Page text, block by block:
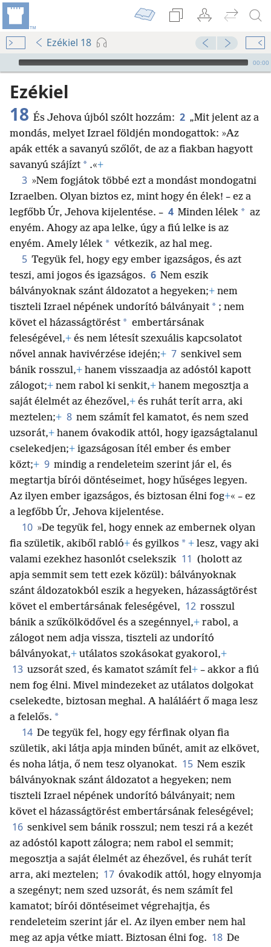
Ezékiel 18
Audio Player
00:00
Ezékiel
18 És Jehova újból szólt hozzám: 2 „Mit jelent az a
mondás, melyet Izrael földjén mondogattok: »Az
apák ették a savanyú szőlőt, de az a fiakban hagyott
savanyú szájízt * .«+
3 »Nem fogjátok többé ezt a mondást mondogatni
Izraelben. Olyan biztos ez, mint hogy én élek! – ez a
legfőbb Úr, Jehova kijelentése. – 4 Minden lélek * az
enyém. Ahogy az apa lelke, úgy a fiú lelke is az
enyém. Amely lélek * vétkezik, az hal meg.
5 Tegyük fel, hogy egy ember igazságos, és azt
teszi, ami jogos és igazságos. 6 Nem eszik
bálványoknak szánt áldozatot a hegyeken;+ nem
tiszteli Izrael népének undorító bálványait * ; nem
követ el házasságtörést * embertársának
feleségével,+ és nem létesít szexuális kapcsolatot
nővel annak havivérzése idején;+ 7 senkivel sem
bánik rosszul,+ hanem visszaadja az adóstól kapott
zálogot;+ nem rabol ki senkit,+ hanem megosztja a
saját élelmét az éhezővel,+ és ruhát terít arra, aki
meztelen;+ 8 nem számít fel kamatot, és nem szed
uzsorát,+ hanem óvakodik attól, hogy igazságtalanul
cselekedjen;+ igazságosan ítél ember és ember
közt;+ 9 mindig a rendeleteim szerint jár el, és
megtartja bírói döntéseimet, hogy hűséges legyen.
Az ilyen ember igazságos, és biztosan élni fog+« – ez
a legfőbb Úr, Jehova kijelentése.
10 »De tegyük fel, hogy ennek az embernek olyan
fia születik, akiből rabló+ és gyilkos * + lesz, vagy aki
valami ezekhez hasonlót cselekszik 11 (holott az
apja semmit sem tett ezek közül): bálványoknak
szánt áldozatokból eszik a hegyeken, házasságtörést
követ el embertársának feleségével, 12 rosszul
bánik a szűkölködővel és a szegénnyel,+ rabol, a
zálogot nem adja vissza, tiszteli az undorító
bálványokat,+ utálatos szokásokat gyakorol,+
13 uzsorát szed, és kamatot számít fel+ – akkor a fiú
nem fog élni. Mivel mindezeket az utálatos dolgokat
cselekedte, biztosan meghal. A haláláért ő maga lesz
a felelős. *
14 De tegyük fel, hogy egy férfinak olyan fia
születik, aki látja apja minden bűnét, amit az elkövet,
és noha látja, ő nem tesz olyanokat. 15 Nem eszik
bálványoknak szánt áldozatot a hegyeken; nem
tiszteli Izrael népének undorító bálványait; nem
követ el házasságtörést embertársának feleségével;
16 senkivel sem bánik rosszul; nem teszi rá a kezét
az adóstól kapott zálogra; nem rabol el semmit;
megosztja a saját élelmét az éhezővel, és ruhát terít
arra, aki meztelen; 17 óvakodik attól, hogy elnyomja
a szegényt; nem szed uzsorát, és nem számít fel
kamatot; bírói döntéseimet végrehajtja, és
rendeleteim szerint jár el. Az ilyen ember nem hal
meg az apja vétke miatt. Biztosan élni fog. 18 De